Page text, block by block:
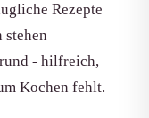
Rezepte
- hilfreich,
Kochen fehlt.